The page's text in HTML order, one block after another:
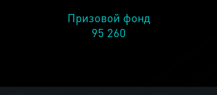
Призовой фонд
95 260